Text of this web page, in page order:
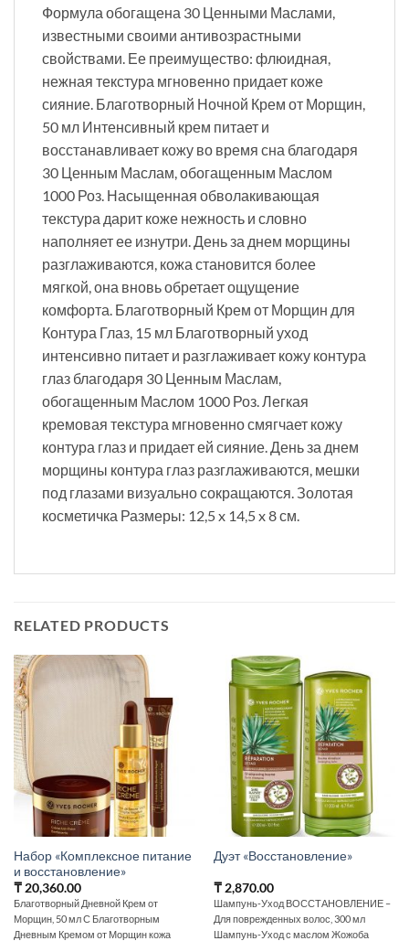
Формула обогащена 30 Ценными Маслами,
известными своими антивозрастными
свойствами. Ее преимущество: флюидная,
нежная текстура мгновенно придает коже
сияние. Благотворный Ночной Крем от Морщин,
50 мл Интенсивный крем питает и
восстанавливает кожу во время сна благодаря
30 Ценным Маслам, обогащенным Маслом
1000 Роз. Насыщенная обволакивающая
текстура дарит коже нежность и словно
наполняет ее изнутри. День за днем морщины
разглаживаются, кожа становится более
мягкой, она вновь обретает ощущение
комфорта. Благотворный Крем от Морщин для
Контура Глаз, 15 мл Благотворный уход
интенсивно питает и разглаживает кожу контура
глаз благодаря 30 Ценным Маслам,
обогащенным Маслом 1000 Роз. Легкая
кремовая текстура мгновенно смягчает кожу
контура глаз и придает ей сияние. День за днем
морщины контура глаз разглаживаются, мешки
под глазами визуально сокращаются. Золотая
косметичка Размеры: 12,5 x 14,5 x 8 см.
RELATED PRODUCTS
Набор «Комплексное питание
и восстановление»
₸20,360.00
Благотворный Дневной Крем от
Морщин, 50 мл С Благотворным
Дневным Кремом от Морщин кожа
Дуэт «Восстановление»
₸2,870.00
Шампунь-Уход ВОССТАНОВЛЕНИЕ –
Для поврежденных волос, 300 мл
Шампунь-Уход с маслом Жожоба